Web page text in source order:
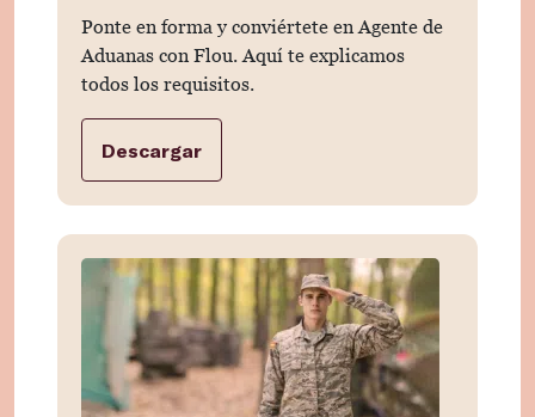
Ponte en forma y conviértete en Agente de
Aduanas con Flou. Aquí te explicamos
todos los requisitos.
Descargar